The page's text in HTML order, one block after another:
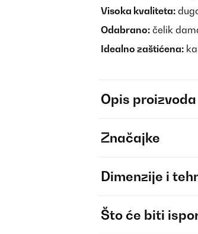
Visoka kvaliteta:
Odabrano: čelik
Idealno zaštićena:
Opis proizvoda
Značajke
Dimenzije i
Što će biti